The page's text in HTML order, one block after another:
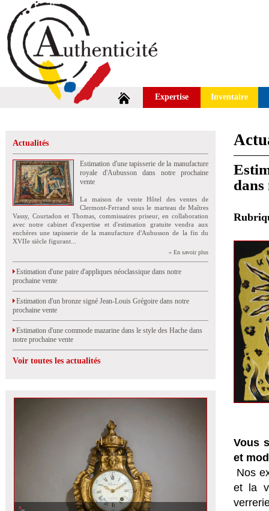
Expertise Inventaire
Actualités
Estimation d'une tapisserie de la manufacture
royale d'Aubusson dans notre prochaine
vente
La maison de vente Hôtel des ventes de
Clermont-Ferrand sous le marteau de Maîtres
Vassy, Courtadon et Thomas, commissaires priseur, en collaboration
avec notre cabinet d'expertise et d'estimation gratuite vendra aux
enchères une tapisserie de la manufacture d'Aubusson de la fin du
XVIIe siècle figurant...
» En savoir plus
Estimation d'une paire d'appliques néoclassique dans notre
prochaine vente
Estimation d'un bronze signé Jean-Louis Grégoire dans notre
prochaine vente
Estimation d'une commode mazarine dans le style des Hache dans
notre prochaine vente
Voir toutes les actualités
dans
Vous
et
Nos
et la